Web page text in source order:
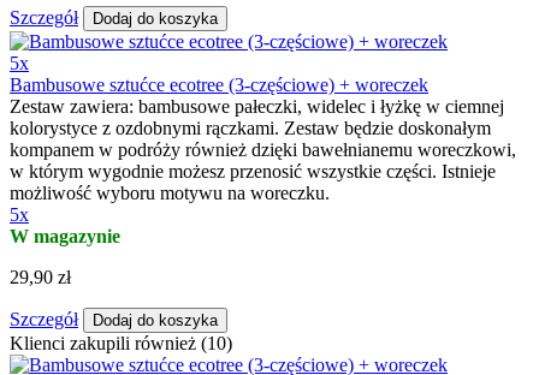
Szczegół Dodaj do koszyka
5x
Bambusowe sztućce ecotree (3-częściowe) + woreczek
Zestaw zawiera: bambusowe pałeczki, widelec i łyżkę w ciemnej
kolorystyce z ozdobnymi rączkami. Zestaw będzie doskonałym
kompanem w podróży również dzięki bawełnianemu woreczkowi,
w którym wygodnie możesz przenosić wszystkie części. Istnieje
możliwość wyboru motywu na woreczku.
5x
W magazynie
29,90 zł
Szczegół Dodaj do koszyka
Klienci zakupili również (10)